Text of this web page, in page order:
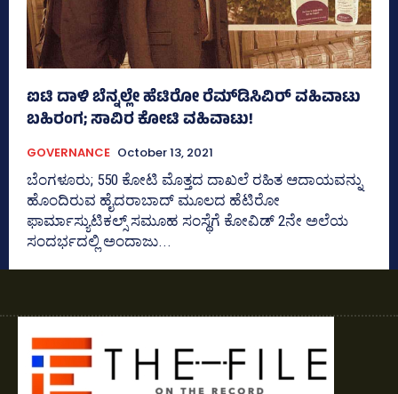
ಐಟಿ ದಾಳಿ ಬೆನ್ನಲ್ಲೇ ಹೆಟಿರೋ ರೆಮ್‌ಡಿಸಿವಿರ್‌ ವಹಿವಾಟು
ಬಹಿರಂಗ; ಸಾವಿರ ಕೋಟಿ ವಹಿವಾಟು!
GOVERNANCE October 13, 2021
ಬೆಂಗಳೂರು; 550 ಕೋಟಿ ಮೊತ್ತದ ದಾಖಲೆ ರಹಿತ ಆದಾಯವನ್ನು
ಹೊಂದಿರುವ ಹೈದರಾಬಾದ್‌ ಮೂಲದ ಹೆಟಿರೋ
ಫಾರ್ಮಾಸ್ಯುಟಿಕಲ್ಸ್‌ ಸಮೂಹ ಸಂಸ್ಥೆಗೆ ಕೋವಿಡ್‌ 2ನೇ ಅಲೆಯ
ಸಂದರ್ಭದಲ್ಲಿ ಅಂದಾಜು...